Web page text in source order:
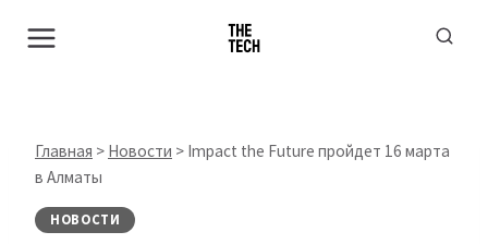
Главная > Новости > Impact the Future пройдет 16 марта
в Алматы
НОВОСТИ